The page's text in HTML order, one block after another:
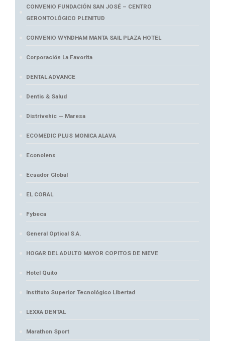
CONVENIO FUNDACIÓN SAN JOSÉ – CENTRO
GERONTOLÓGICO PLENITUD
CONVENIO WYNDHAM MANTA SAIL PLAZA HOTEL
Corporación La Favorita
DENTAL ADVANCE
Dentis & Salud
Distrivehic — Maresa
ECOMEDIC PLUS MONICA ALAVA
Econolens
Ecuador Global
EL CORAL
Fybeca
General Optical S.A.
HOGAR DEL ADULTO MAYOR COPITOS DE NIEVE
Hotel Quito
Instituto Superior Tecnológico Libertad
LEXXA DENTAL
Marathon Sport